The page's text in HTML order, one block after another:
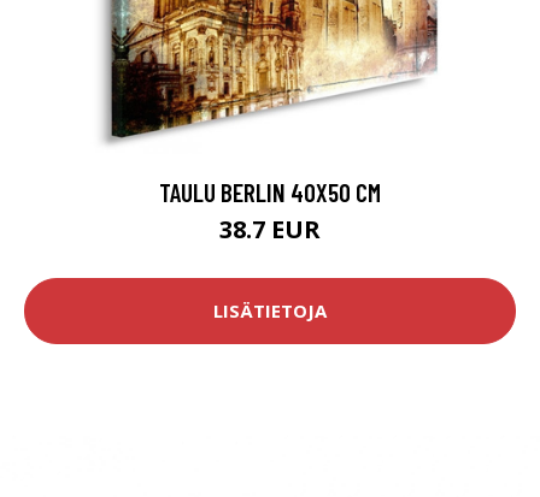
TAULU BERLIN 40X50 CM
38.7 EUR
LISÄTIETOJA